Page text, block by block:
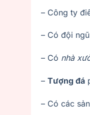
– Công ty
– Có đội
– Có nhà
– Tượng đá
– Có các